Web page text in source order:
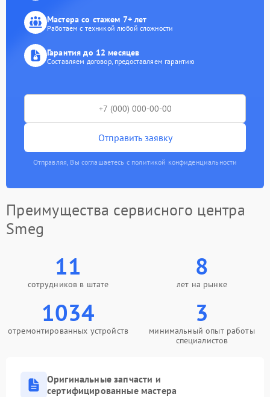
Мастера со стажем 7+ лет
Работаем с техникой любой сложности
Гарантия до 12 месяцев
Составляем договор, предоставляем гарантию
Отправить заявку
Отправляя, Вы соглашаетесь с политикой конфиденциальности
Преимущества сервисного центра
Smeg
11
сотрудников в штате
8
лет на рынке
1034
отремонтированных устройств
3
минимальный опыт работы
специалистов
Оригинальные запчасти и
сертифицированные мастера